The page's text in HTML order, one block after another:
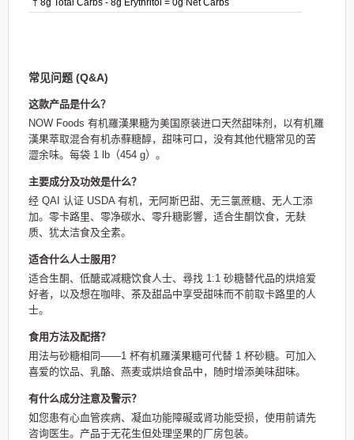
† 8g Total Carbs - 8g Erythritol = 0g Net Carbs
常见问题 (Q&A)
这款产品是什么？
NOW Foods 有机羅漢果糖为美国原装进口天然甜味剂，以有机羅
漢果萃取混合有机赤蘚糖醇，甜味可口，没有其他代糖常见的苦
澀余味。每袋 1 lb（454 g）。
主要成分及功效是什么？
经 QAI 认证 USDA 有机，无阿斯巴甜、无三氯蔗糖、无人工添
加。零卡路里、零净碳水、零升糖影響，适合生酮饮食，无麸
质、犹太洁食及全素。
适合什么人士服用？
适合生酮、低醣或减糖饮食人士、尋找 1:1 砂糖替代品的烘焙爱
好者，以及想在咖啡、茶及甜品中享受甜味而不前取卡路里的人
士。
食用方法及配搭？
用法与砂糖相同——1 杯有机羅漢果糖可代替 1 杯砂糖。可加入
喜爱的饮品、乳酪、燕麦或烘焙食品中，随时增添美味甜味。
有什么成分注意及警示？
如您患有心血管疾病、凝血功能障礙或肾功能受损，使用前请先
咨询医生。产品于无花生但处理坚果的厂房包装。